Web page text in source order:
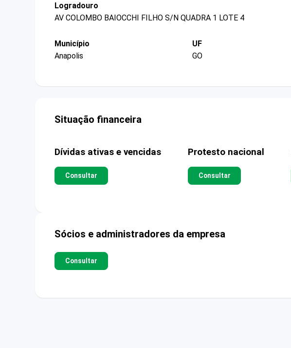
Logradouro
AV COLOMBO BAIOCCHI FILHO S/N QUADRA 1 LOTE 4
Município
Anapolis
UF
GO
Situação financeira
Dívidas ativas e vencidas
Consultar
Protesto nacional
Consultar
Sócios e administradores da empresa
Consultar